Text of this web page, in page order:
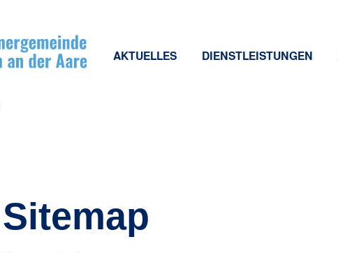
AKTUELLES DIENSTLEISTUNGEN
Sitemap